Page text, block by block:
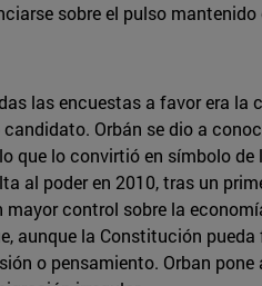
sobre el pulso
las encuestas a favor era
Orbán se dio a
que lo convirtió en símbolo
al poder en 2010, tras un
control sobre la
aunque la Constitución
o pensamiento. Orban